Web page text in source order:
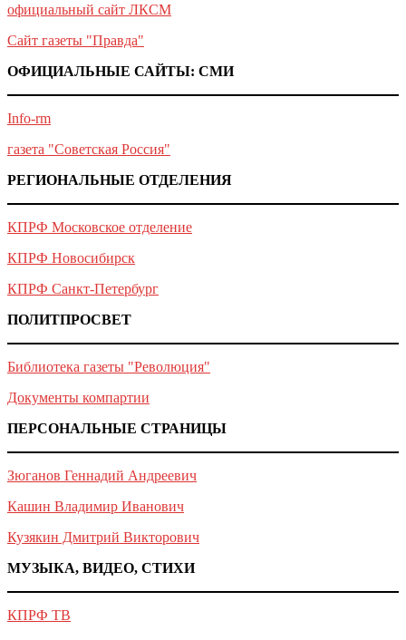
официальный сайт ЛКСМ
Сайт газеты "Правда"
ОФИЦИАЛЬНЫЕ САЙТЫ: СМИ
Info-rm
газета "Советская Россия"
РЕГИОНАЛЬНЫЕ ОТДЕЛЕНИЯ
КПРФ Московское отделение
КПРФ Новосибирск
КПРФ Санкт-Петербург
ПОЛИТПРОСВЕТ
Библиотека газеты "Революция"
Документы компартии
ПЕРСОНАЛЬНЫЕ СТРАНИЦЫ
Зюганов Геннадий Андреевич
Кашин Владимир Иванович
Кузякин Дмитрий Викторович
МУЗЫКА, ВИДЕО, СТИХИ
КПРФ ТВ